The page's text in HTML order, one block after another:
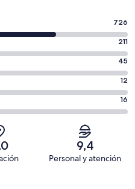
726
211
45
12
16
9,4
Personal y atención